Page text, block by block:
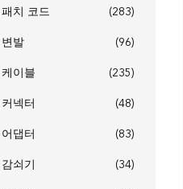
치 코드 (283)
발 (96)
이블 (235)
넥터 (48)
댑터 (83)
쇠기 (34)